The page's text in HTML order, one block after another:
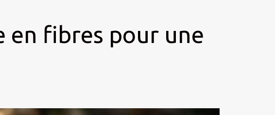
en fibres pour une